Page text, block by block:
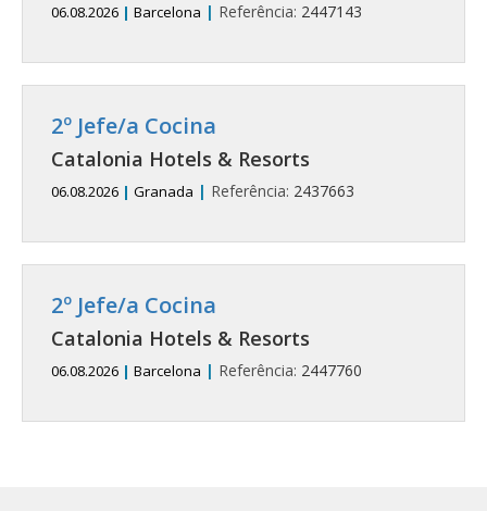
06.08.2026 | Barcelona | Referência: 2447143
2º Jefe/a Cocina
Catalonia Hotels & Resorts
06.08.2026 | Granada | Referência: 2437663
2º Jefe/a Cocina
Catalonia Hotels & Resorts
06.08.2026 | Barcelona | Referência: 2447760